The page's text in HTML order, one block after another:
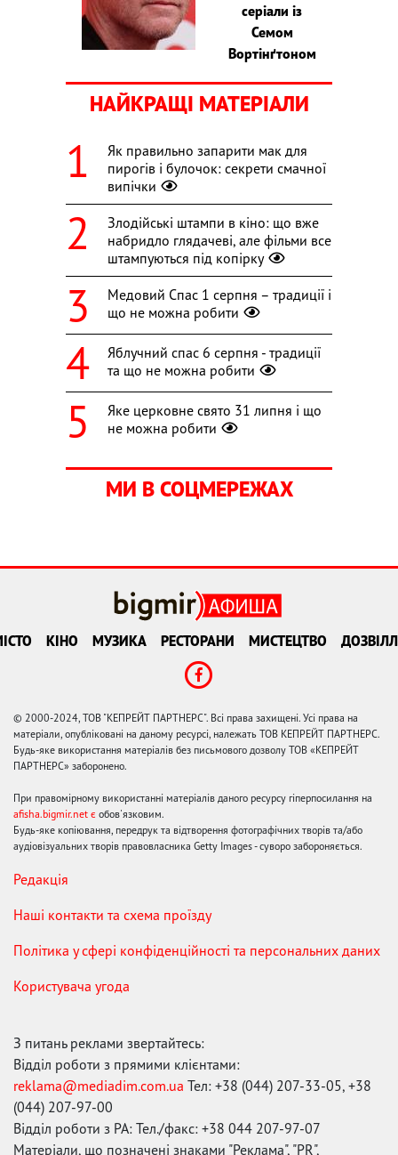
серіали із
Семом
Вортінґтоном
НАЙКРАЩІ МАТЕРІАЛИ
Як правильно запарити мак для
пирогів і булочок: секрети смачної
випічки
Злодійські штампи в кіно: що вже
набридло глядачеві, але фільми все
штампуються під копірку
Медовий Спас 1 серпня – традиції і
що не можна робити
Яблучний спас 6 серпня - традиції
та що не можна робити
Яке церковне свято 31 липня і що
не можна робити
МИ В СОЦМЕРЕЖАХ
КІНО МУЗИКА РЕСТОРАНИ МИСТЕЦТВО
© 2000-2024, ТОВ "КЕПРЕЙТ ПАРТНЕРС". Всі права захищені. Усі права на
матеріали, опубліковані на даному ресурсі, належать ТОВ КЕПРЕЙТ ПАРТНЕРС.
Будь-яке використання матеріалів без письмового дозволу ТОВ «КЕПРЕЙТ
ПАРТНЕРС» заборонено.
При правомірному використанні матеріалів даного ресурсу гіперпосилання на
afisha.bigmir.net є обов'язковим.
Будь-яке копіювання, передрук та відтворення фотографічних творів та/або
аудіовізуальних творів правовласника Getty Images - суворо забороняється.
Редакція
Наші контакти та схема проїзду
Політика у сфері конфіденційності та персональних даних
Користувача угода
З питань реклами звертайтесь:
Відділ роботи з прямими клієнтами:
reklama@mediadim.com.ua Тел: +38 (044) 207-33-05, +38
(044) 207-97-00
Відділ роботи з РА: Тел./факс: +38 044 207-97-07
Матеріали, що позначені знаками "Реклама", "PR",